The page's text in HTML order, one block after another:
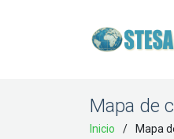
Mapa de
Inicio Mapa